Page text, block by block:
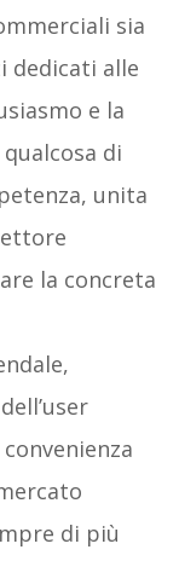
sia
dedicati alle
e la
di
unita
la concreta
di più